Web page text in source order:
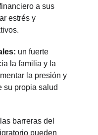
a sus
estrés y
un fuerte
la familia y la
la presión y
su propia salud
las barreras del
pueden